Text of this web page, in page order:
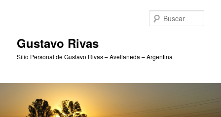
Gustavo Rivas
Sitio Personal de Gustavo Rivas – Avellaneda – Argentina